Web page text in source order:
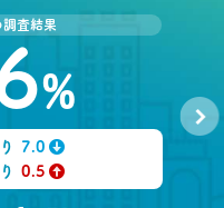
ード」
⑤--
査結果
%
7.0
0.5